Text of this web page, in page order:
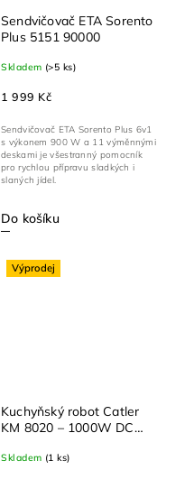
Sendvičovač ETA Sorento
Plus 5151 90000
Skladem (>5 ks)
1 999 Kč
Do košíku
Sendvičovač ETA Sorento Plus 6v1
s výkonem 900 W a 11 výměnnými
deskami je všestranný pomocník
pro rychlou přípravu sladkých i
slaných jídel.
Výprodej
Kuchyňský robot Catler
KM 8020 – 1000W DC
l, bohaté příslušenství
Skladem (1 ks)